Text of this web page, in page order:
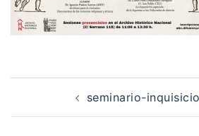
Navegación
entradas
seminario-